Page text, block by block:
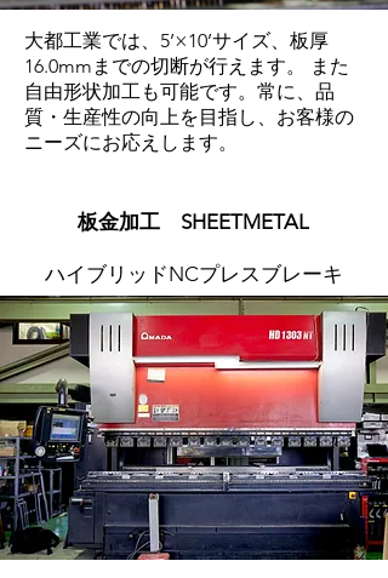
大都工業では、5’×10’サイズ、板厚
16.0mmまでの切断が行えます。 また
自由形状加工も可能です。常に、品
質・生産性の向上を目指し、お客様の
ニーズにお応えします。
​板金加工 SHEETMETAL
ハイブリッドNCプレスブレーキ